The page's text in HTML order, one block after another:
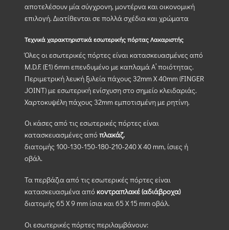
αποτελέσουν μία σύγχρονη, μοντέρνα και οικονομική
επιλογή. Διατίθενται σε πολλά σχέδια και χρώματα
Τεχνικά χαρακτηριστικά εσωτερικής πόρτας Λακαριστής
Όλες οι εσωτερικές πόρτες είναι κατασκευασμένες από
M.D.F. (Ε1) 6mm επενδυμένο με καπλαμά Α’ ποιότητας.
Περιμετρική λευκή ξυλεία πάχους 32mm X 40mm (FINGER
JOINT) με εσωτερική ενίσχυση στο σημείο κλειδαριάς.
Χαρτοκυψέλη πάχους 32mm εμποτισμένη με ρητίνη.
Οι κάσες από τις εσωτερικές πόρτες είναι
κατασκευασμένες απόπλακάζ.
διατομής 100-130-150-180-210-240 Χ 40 mm, ίσιες ή
οβάλ.
Τα περβάζια από τις εσωτερικές πόρτες είναι
κατασκευασμένα από κοντραπλακέ (αδιάβροχα)
διατομής 65 Χ 9 mm ίσια και 65 Χ 15 mm οβάλ.
Οι εσωτερικές πόρτες περιλαμβάνουν: